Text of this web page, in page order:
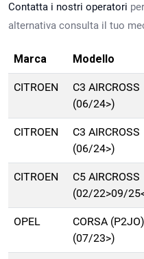
Contatta i nostri operatori
alternativa consulta il tuo
Marca Modello
CITROEN
C3 AIRCROSS
(06/24>)
CITROEN
C3 AIRCROSS
(06/24>)
CITROEN
C5 AIRCROSS
(02/22>09/
OPEL
CORSA (P2JO)
(07/23>)